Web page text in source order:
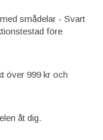
smådelar - Svart
före
över 999 kr och
åt dig.